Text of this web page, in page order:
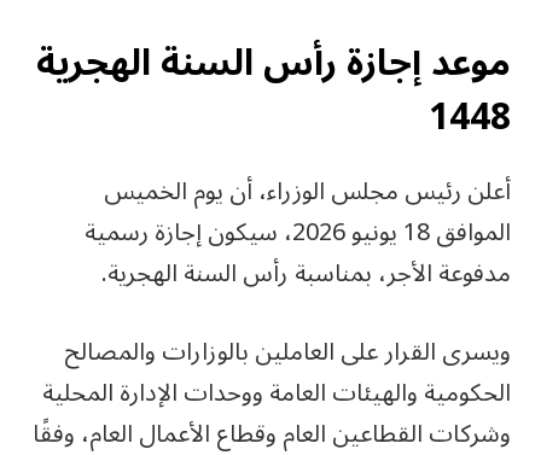
موعد إجازة رأس السنة الهجرية
1448
أعلن رئيس مجلس الوزراء، أن يوم الخميس
الموافق 18 يونيو 2026، سيكون إجازة رسمية
مدفوعة الأجر، بمناسبة رأس السنة الهجرية.
ويسرى القرار على العاملين بالوزارات والمصالح
الحكومية والهيئات العامة ووحدات الإدارة المحلية
وشركات القطاعين العام وقطاع الأعمال العام، وفقًا